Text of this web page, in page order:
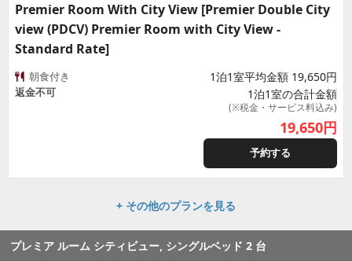
Premier Room With City View [Premier Double City
view (PDCV) Premier Room with City View -
Standard Rate]
朝食付き
返金不可
1泊1室平均金額 19,650円
1泊1室の合計金額
(※税金・サービス料込み)
19,650円
予約する
+ その他のプランを見る
プレミア ルーム シティビュー, シングルベッド 2 台